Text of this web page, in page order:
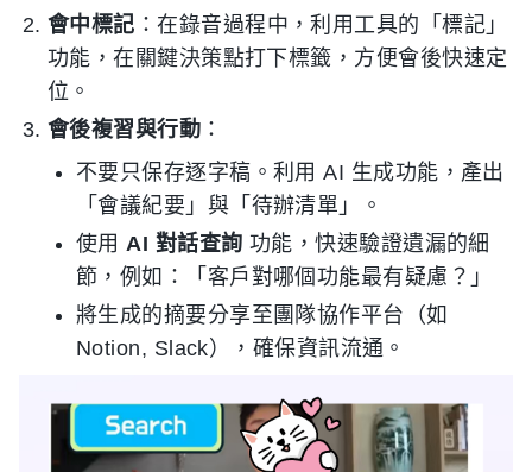
會中標記 ：在錄音過程中，利用工具的「標記」
功能，在關鍵決策點打下標籤，方便會後快速定
位。
會後複習與行動 ：
不要只保存逐字稿。利用 AI 生成功能，產出
「會議紀要」與「待辦清單」。
使用 AI 對話查詢 功能，快速驗證遺漏的細
節，例如：「客戶對哪個功能最有疑慮？」
將生成的摘要分享至團隊協作平台（如
Notion, Slack），確保資訊流通。